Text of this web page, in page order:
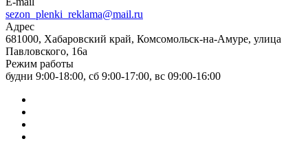
sezon_plenki_reklama@mail.ru
Адрес
681000, Хабаровский край, Комсомольск-на-Амуре, улица
Павловского, 16а
Режим работы
будни 9:00-18:00, сб 9:00-17:00, вс 09:00-16:00